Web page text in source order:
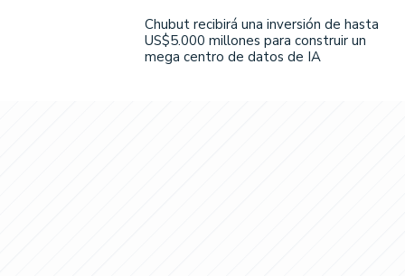
Chubut recibirá una inversión de hasta
US$5.000 millones para construir un
mega centro de datos de IA